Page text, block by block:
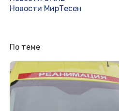
Новости МирТесен
По теме